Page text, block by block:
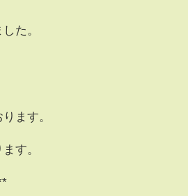
た。
ます。
す。